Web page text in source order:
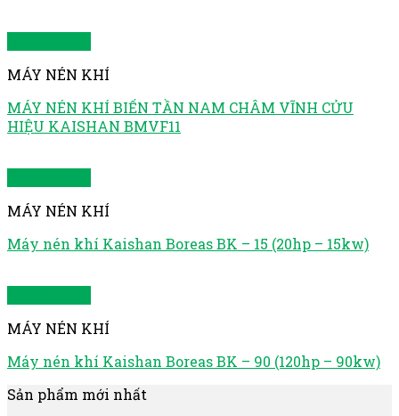
MÁY NÉN KHÍ
MÁY NÉN KHÍ BIẾN TẦN NAM CHÂM VĨNH CỬU
HIỆU KAISHAN BMVF11
MÁY NÉN KHÍ
Máy nén khí Kaishan Boreas BK – 15 (20hp – 15kw)
MÁY NÉN KHÍ
Máy nén khí Kaishan Boreas BK – 90 (120hp – 90kw)
Sản phẩm mới nhất